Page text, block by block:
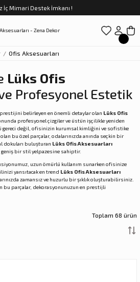
İç Mimari Destek İmkanı !
Dön
Kahve Fincan Takımı
Çay Fincan Takımı
Servis ve Sunum
Dön
Dön
Dön
Dön
Ofis Aksesuarları
Lüks Ofis
Profesyonel Estetik
prestijini belirleyen en önemli detaylar olan Lüks Ofis
profesyonel çizgiler ve üstün işçilikle yeniden
gereci değil, ofisinizin kurumsal kimliğini ve sofistike
bu özel parçalar, odalarınızda anında seçkin bir
dokuları buluşturan Lüks Ofis Aksesuarları
geniş bir stil yelpazesine sahiptir.
uzun ömürlü kullanım sunarken ofisinize
yansıtacak en trend Lüks Ofis Aksesuarları
zamansız ve huzurlu bir şıklık oluşturabilirsiniz.
bu parçalar, dekorasyonunuzun en prestijli
Toplam 68 ürün